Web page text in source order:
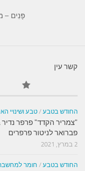
פָּנִים –
קשר עין
החודש בטבע /טבע ושינויי
"צמריר הקדד" פרפר
פברואר לניטור פרפרים
2 במרץ, 2021
החודש בטבע / חומר